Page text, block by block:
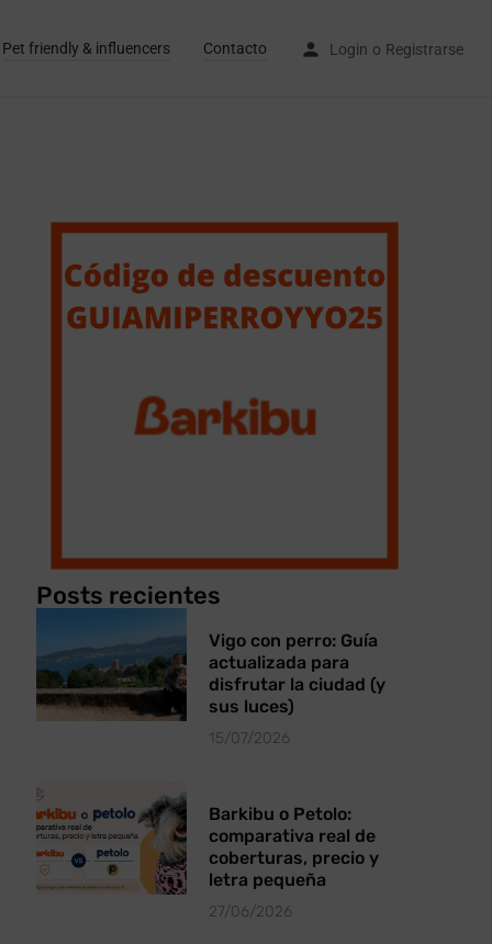
Pet friendly & influencers Contacto Login o Registrarse
Posts recientes
Vigo con perro: Guía
actualizada para
disfrutar la ciudad (y
sus luces)
15/07/2026
Barkibu o Petolo:
comparativa real de
coberturas, precio y
letra pequeña
27/06/2026